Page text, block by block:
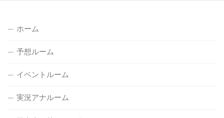
ホーム
予想ルーム
イベントルーム
実況アナルーム